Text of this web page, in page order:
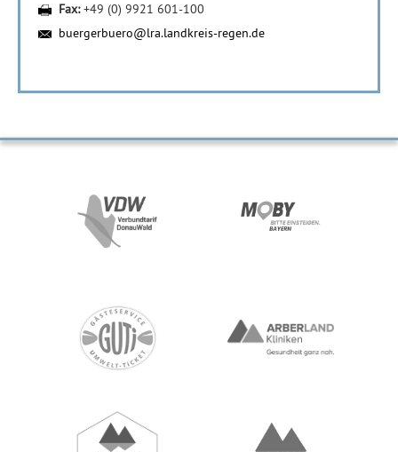
Fax:+49 (0) 9921 601-100
buergerbuero@lra.landkreis-regen.de